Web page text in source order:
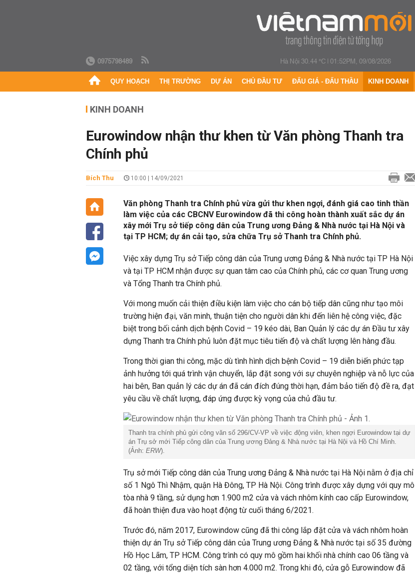
0975798489 Hà Nội 30.44 °C|01:52PM, 09/08/2026
QUY HOẠCH THỊ TRƯỜNG DỰ ÁN CHỦ ĐẦU TƯ ĐẤU GIÁ - ĐẤU THẦU KINH DOANH
KINH DOANH
Eurowindow nhận thư khen từ Văn phòng Thanh tra
Chính phủ
Bích Thu 10:00 | 14/09/2021
Văn phòng Thanh tra Chính phủ vừa gửi thư khen ngợi, đánh giá cao tinh thần
làm việc của các CBCNV Eurowindow đã thi công hoàn thành xuất sắc dự án
xây mới Trụ sở tiếp công dân của Trung ương Đảng & Nhà nước tại Hà Nội và
tại TP HCM; dự án cải tạo, sửa chữa Trụ sở Thanh tra Chính phủ.
Việc xây dựng Trụ sở Tiếp công dân của Trung ương Đảng & Nhà nước tại TP Hà Nội
và tại TP HCM nhận được sự quan tâm cao của Chính phủ, các cơ quan Trung ương
và Tổng Thanh tra Chính phủ.
Với mong muốn cải thiện điều kiện làm việc cho cán bộ tiếp dân cũng như tạo môi
trường hiện đại, văn minh, thuận tiện cho người dân khi đến liên hệ công việc, đặc
biệt trong bối cảnh dịch bệnh Covid – 19 kéo dài, Ban Quản lý các dự án Đầu tư xây
dựng Thanh tra Chính phủ luôn đặt mục tiêu tiến độ và chất lượng lên hàng đầu.
Trong thời gian thi công, mặc dù tình hình dịch bệnh Covid – 19 diễn biến phức tạp
ảnh hưởng tới quá trình vận chuyển, lắp đặt song với sự chuyên nghiệp và nỗ lực của
hai bên, Ban quản lý các dự án đã cán đích đúng thời hạn, đảm bảo tiến độ đề ra, đạt
yêu cầu về chất lượng, đáp ứng được kỳ vọng của chủ đầu tư.
Thanh tra chính phủ gửi công văn số 296/CV-VP về việc động viên, khen ngợi Eurowindow tại dự
án Trụ sở mới Tiếp công dân của Trung ương Đảng & Nhà nước tại Hà Nội và Hồ Chí Minh.
(Ảnh: ERW).
Trụ sở mới Tiếp công dân của Trung ương Đảng & Nhà nước tại Hà Nội nằm ở địa chỉ
số 1 Ngô Thì Nhậm, quận Hà Đông, TP Hà Nội. Công trình được xây dựng với quy mô
tòa nhà 9 tầng, sử dụng hơn 1.900 m2 cửa và vách nhôm kính cao cấp Eurowindow,
đã hoàn thiện đưa vào hoạt động từ cuối tháng 6/2021.
Trước đó, năm 2017, Eurowindow cũng đã thi công lắp đặt cửa và vách nhôm hoàn
thiện dự án Trụ sở Tiếp công dân của Trung ương Đảng & Nhà nước tại số 35 đường
Hồ Học Lãm, TP HCM. Công trình có quy mô gồm hai khối nhà chính cao 06 tầng và
02 tầng, với tổng diện tích sàn hơn 4.000 m2. Trong khi đó, cửa gỗ Eurowindow đã